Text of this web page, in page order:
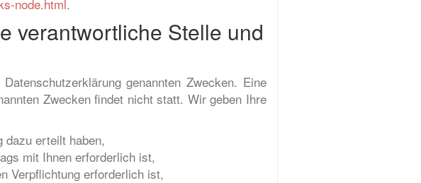
node.html.
verantwortliche Stelle und
genannten Zwecken. Eine
Zwecken findet nicht statt. Wir geben Ihre
dazu erteilt haben,
mit Ihnen erforderlich ist,
Verpflichtung erforderlich ist,